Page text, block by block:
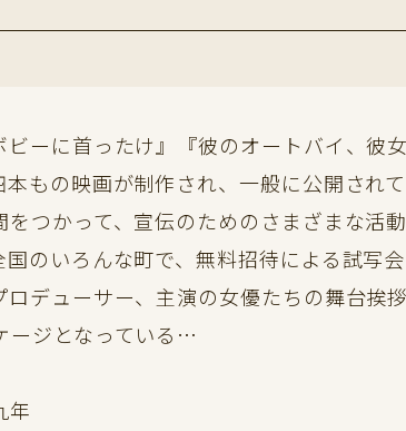
ーに首ったけ』『彼のオートバイ、彼女
もの映画が制作され、一般に公開されて
つかって、宣伝のためのさまざまな活
のいろんな町で、無料招待による試写
デューサー、主演の女優たちの舞台挨拶
ージとなっている…
年